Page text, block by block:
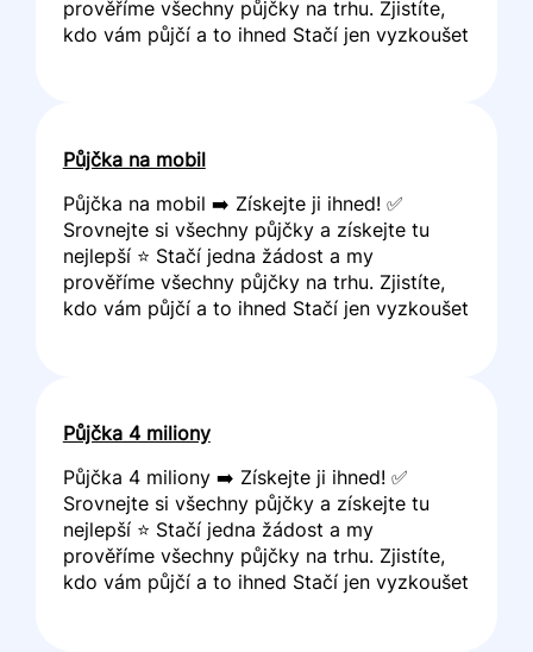
prověříme všechny půjčky na trhu. Zjistíte,
kdo vám půjčí a to ihned Stačí jen vyzkoušet
Půjčka na mobil
Půjčka na mobil ➡️ Získejte ji ihned! ✅
Srovnejte si všechny půjčky a získejte tu
nejlepší ⭐ Stačí jedna žádost a my
prověříme všechny půjčky na trhu. Zjistíte,
kdo vám půjčí a to ihned Stačí jen vyzkoušet
Půjčka 4 miliony
Půjčka 4 miliony ➡️ Získejte ji ihned! ✅
Srovnejte si všechny půjčky a získejte tu
nejlepší ⭐ Stačí jedna žádost a my
prověříme všechny půjčky na trhu. Zjistíte,
kdo vám půjčí a to ihned Stačí jen vyzkoušet